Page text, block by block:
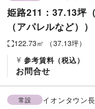
姫路211：37.13坪
（アパレルなど））
122.73㎡ （37.13坪）
参考賃料（税込）
お問合せ
常設 イオンタウン